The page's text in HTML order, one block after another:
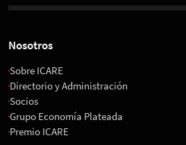
Nosotros
Sobre ICARE
Directorio y Administración
Socios
Grupo Economía Plateada
Premio ICARE